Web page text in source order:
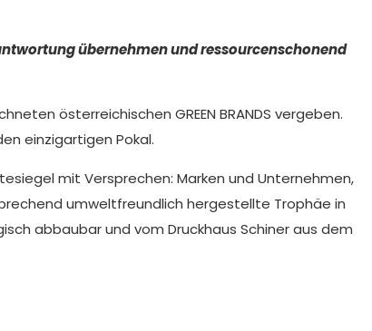
übernehmen und ressourcenschonend
österreichischen GREEN BRANDS vergeben.
einzigartigen Pokal.
mit Versprechen: Marken und Unternehmen,
umweltfreundlich hergestellte Trophäe in
abbaubar und vom Druckhaus Schiner aus dem